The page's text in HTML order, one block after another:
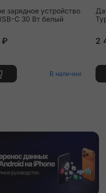
зарядное устройство
C 30 Вт белый
₽
В наличии
2